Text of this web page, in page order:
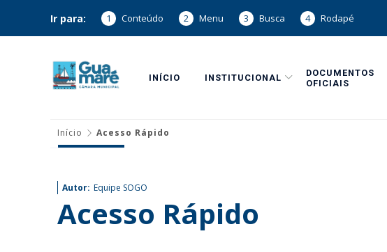
Ir para: 1 Conteúdo 2 Menu 3 Busca 4 Rodapé
INÍCIO INSTITUCIONAL
DOCUMENTOS
OFICIAIS
Início Acesso Rápido
Autor: Equipe SOGO
Acesso Rápido